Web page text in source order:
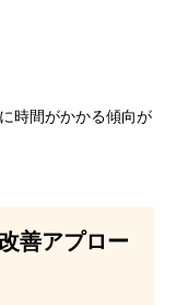
時間がかかる傾向が
善アプロー